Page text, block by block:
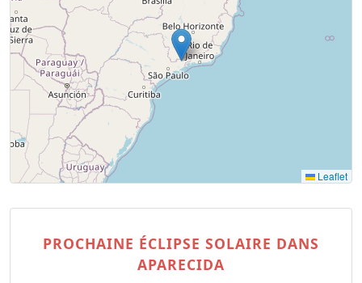
Leaflet
PROCHAINE ÉCLIPSE SOLAIRE DANS
APARECIDA